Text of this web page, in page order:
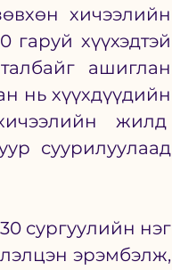
хичээлийн
гаруй хүүхэдтэй
ашиглан
нь хүүхдүүдийн
жилд
суурилуулаад
сургуулийн нэг
эрэмбэлж,